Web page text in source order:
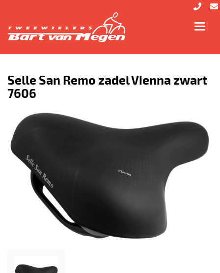
Selle San Remo zadel Vienna zwart
7606